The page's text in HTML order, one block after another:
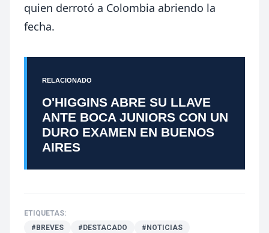
quien derrotó a Colombia abriendo la
fecha.
RELACIONADO
O'HIGGINS ABRE SU LLAVE
ANTE BOCA JUNIORS CON UN
DURO EXAMEN EN BUENOS
AIRES
ETIQUETAS:
#BREVES
#DESTACADO #NOTICIAS